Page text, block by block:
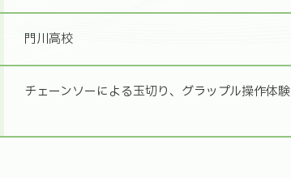
門川高校
チェーンソーによる玉切り、グラップル操作体験